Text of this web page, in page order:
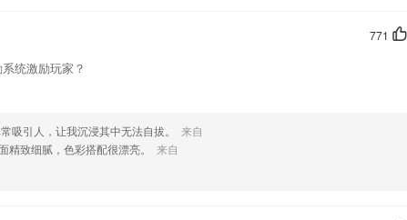
771
统激励玩家？
吸引人，让我沉浸其中无法自拔。
来自
精致细腻，色彩搭配很漂亮。
来自